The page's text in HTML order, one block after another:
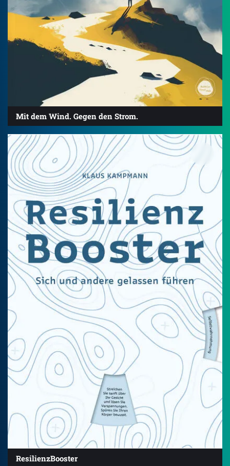
Mit dem Wind. Gegen den Strom.
ResilienzBooster